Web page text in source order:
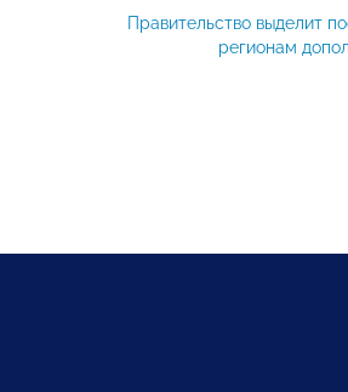
Правительство выделит
регионам